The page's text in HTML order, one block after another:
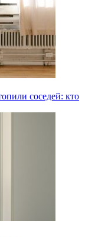
соседей: кто